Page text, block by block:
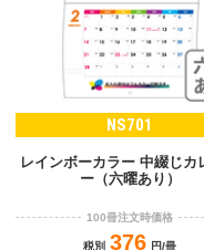
NS701
レインボーカラー 中綴じカ
ー（六曜あり）
100冊注文時価格
税別 376 円/冊